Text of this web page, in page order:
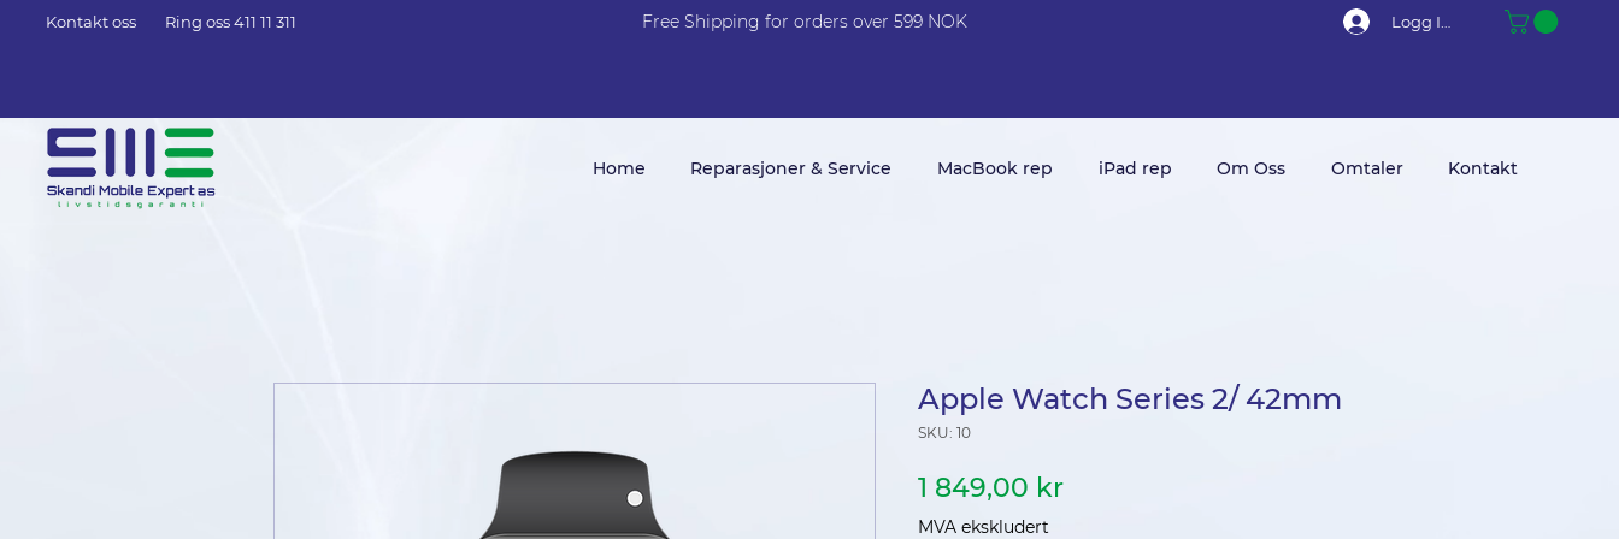
Kontakt oss Ring oss 411 11 311 Free Shipping for orders over 599 NOK Logg Inn
Home Reparasjoner & Service MacBook rep iPad rep Om Oss Omtaler Kontakt
Apple Watch Series 2/ 42mm
SKU: 10
1 849,00 krPris
MVA ekskludert